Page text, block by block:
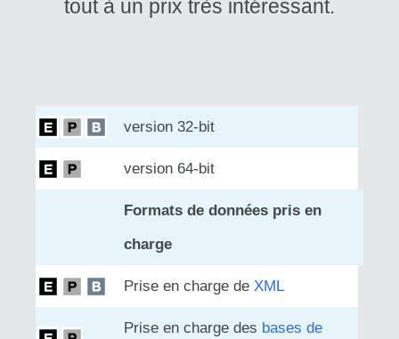
tout à un prix très intéressant.
version 32-bit
version 64-bit
Formats de données pris en
charge
Prise en charge de XML
Prise en charge des bases de